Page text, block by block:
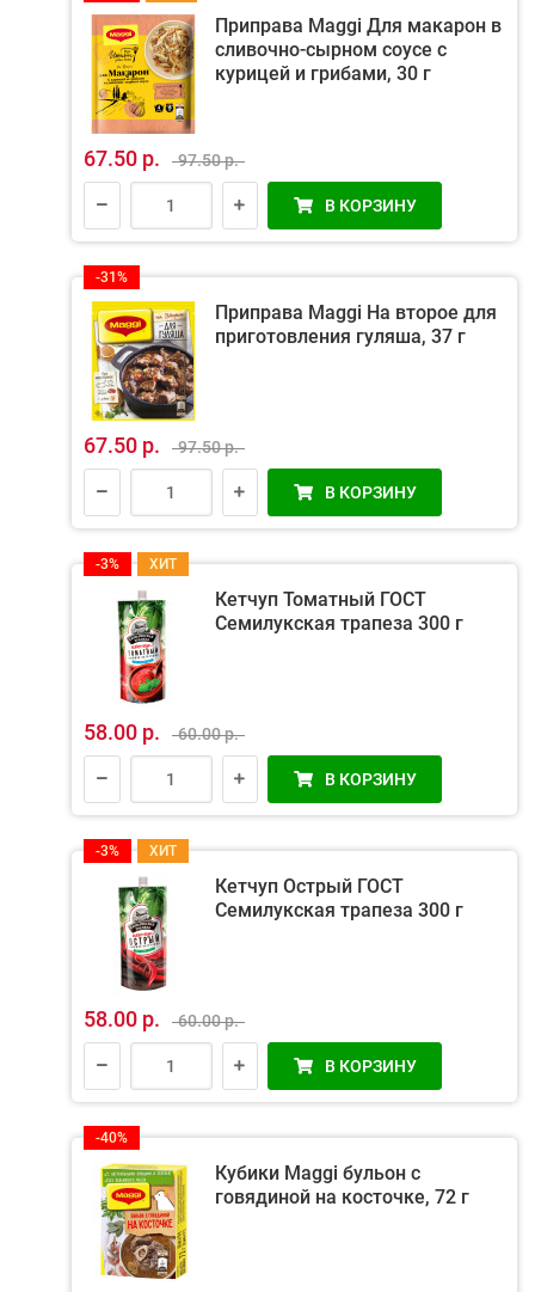
Приправа Maggi Для макарон в
сливочно-сырном соусе с
курицей и грибами, 30 г
67.50 р. 97.50 р.
В КОРЗИНУ
-31%
Приправа Maggi На второе для
приготовления гуляша, 37 г
67.50 р. 97.50 р.
В КОРЗИНУ
-3% ХИТ
Кетчуп Томатный ГОСТ
Семилукская трапеза 300 г
58.00 р. 60.00 р.
В КОРЗИНУ
-3% ХИТ
Кетчуп Острый ГОСТ
Семилукская трапеза 300 г
58.00 р. 60.00 р.
В КОРЗИНУ
-40%
Кубики Maggi бульон с
говядиной на косточке, 72 г